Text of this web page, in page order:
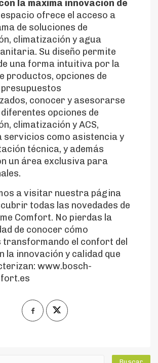
la máxima innovación de
espacio ofrece el acceso a
de soluciones de
climatización y agua
Su diseño permite
una forma intuitiva por la
productos, opciones de
conocer y asesorarse
opciones de
climatización y ACS,
servicios como asistencia y
técnica, y además
un área exclusiva para
a visitar nuestra página
todas las novedades de
Comfort. No pierdas la
de conocer cómo
transformando el confort del
la innovación y calidad que
www.bosch-